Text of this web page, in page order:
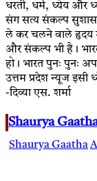
धरती, धर्म, ध्येय और
संग सत्य संकल्प सुशासन
ले कर चलने वाले हृदय
और संकल्प भी है।
हो। भारत पुनः पुनः
उत्तम प्रदेश न्यूज इसी
-दिव्या एस. शर्मा
Shaurya
Shaurya Gaatha